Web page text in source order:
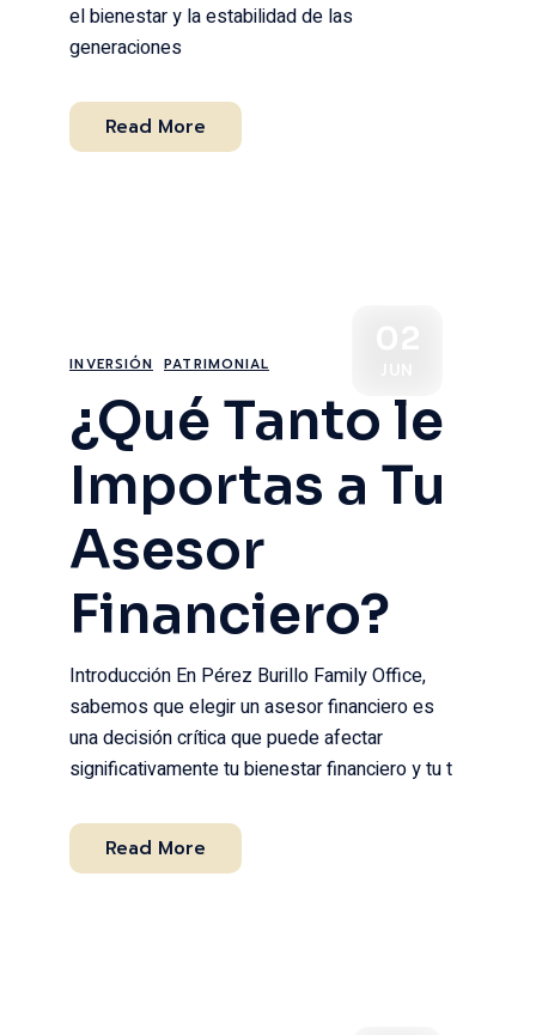
el bienestar y la estabilidad de las
generaciones
Read More
INVERSIÓN PATRIMONIAL
¿Qué Tanto le
Importas a Tu
Asesor
Financiero?
Introducción En Pérez Burillo Family Office,
sabemos que elegir un asesor financiero es
una decisión crítica que puede afectar
significativamente tu bienestar financiero y tu t
Read More